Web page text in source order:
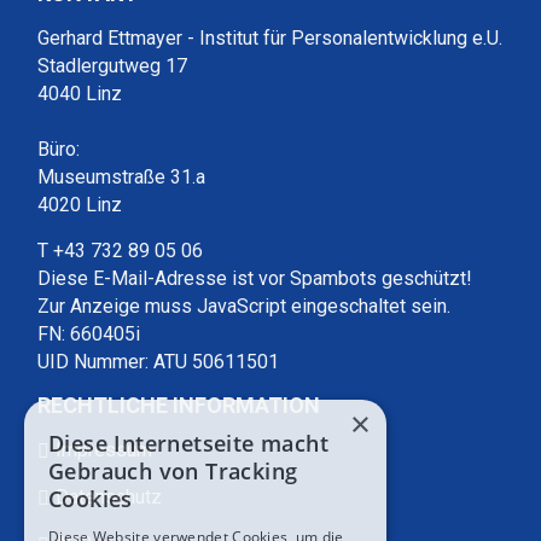
Gerhard Ettmayer - Institut für Personalentwicklung e.U.
Stadlergutweg 17
4040 Linz
Büro:
Museumstraße 31.a
4020 Linz
T +43 732 89 05 06
Diese E-Mail-Adresse ist vor Spambots geschützt!
Zur Anzeige muss JavaScript eingeschaltet sein.
FN: 660405i
UID Nummer: ATU 50611501
RECHTLICHE INFORMATION
Impressum
Datenschutz
×
Diese Internetseite macht
Gebrauch von Tracking
Cookies
Diese Website verwendet Cookies, um die